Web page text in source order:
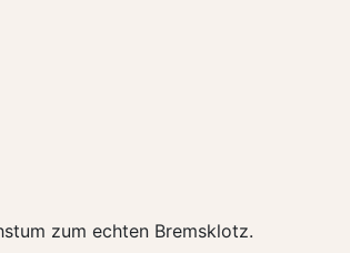
zum echten Bremsklotz.